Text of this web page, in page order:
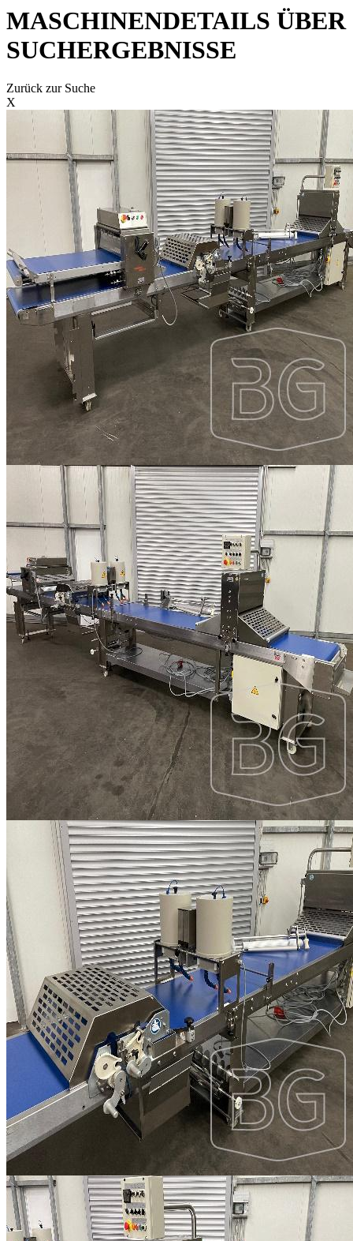
MASCHINENDETAILS ÜBER
SUCHERGEBNISSE
Zurück zur Suche
X